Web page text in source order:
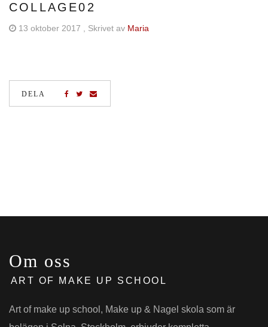
COLLAGE02
13 oktober 2017 , Skrivet av Maria
DELA
Om oss
ART OF MAKE UP SCHOOL
Art of make up school, Make up & Nagel skola som är